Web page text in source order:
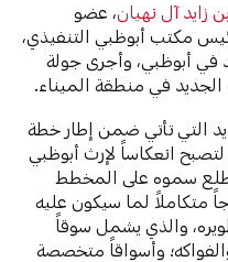
آل نهيان، عضو
مكتب أبوظبي التنفيذي،
في أبوظبي، وأجرى جولة
في منطقة الميناء.
التي تأتي ضمن إطار خطة
لتصبح انعكاساً لإرث أبوظبي
اطلع سموه على المخطط
متكاملاً لما سيكون عليه
والذي يشمل سوقاً
وأسواقاً متخصصة